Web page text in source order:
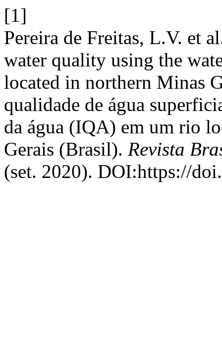
[1]
Pereira de Freitas, L.V. et
water quality using the
located in northern Minas
qualidade de água
da água (IQA) em um rio
Gerais (Brasil). Revista
(set. 2020). DOI:https://